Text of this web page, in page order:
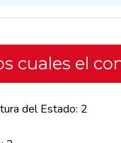
cuales el
del Estado: 2